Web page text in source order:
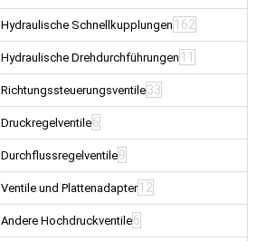
Hydraulische Schnellkupplungen 162
Hydraulische Drehdurchführungen 11
Richtungssteuerungsventile33
Druckregelventile6
Durchflussregelventile9
Ventile und Plattenadapter 12
Andere Hochdruckventile6